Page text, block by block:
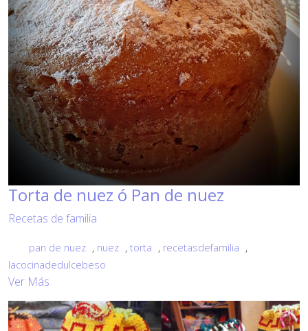
Torta de nuez ó Pan de nuez
Recetas de familia
pan de nuez , nuez , torta , recetasdefamilia ,
lacocinadedulcebeso
Ver Más